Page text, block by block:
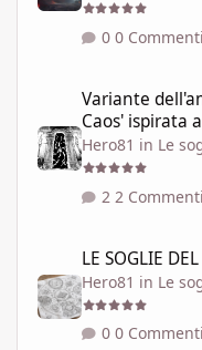
0
Variante
Caos' ispirata
Hero81 in Le
2
LE SOGLIE
Hero81 in Le
0